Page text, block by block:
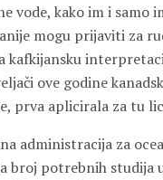
vode, kako im i samo
mogu prijaviti za
kafkijansku
ove godine
prva aplicirala za tu
administracija za
broj potrebnih studija